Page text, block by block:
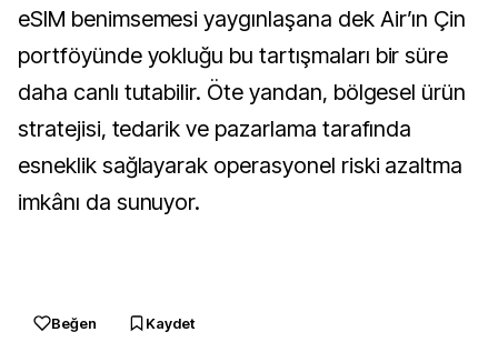
eSIM benimsemesi yaygınlaşana dek Air’ın Çin
portföyünde yokluğu bu tartışmaları bir süre
daha canlı tutabilir. Öte yandan, bölgesel ürün
stratejisi, tedarik ve pazarlama tarafında
esneklik sağlayarak operasyonel riski azaltma
imkânı da sunuyor.
Beğen Kaydet